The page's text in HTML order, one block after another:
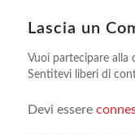
Lascia un
Vuoi partecipare alla
Sentitevi liberi di
Devi essere